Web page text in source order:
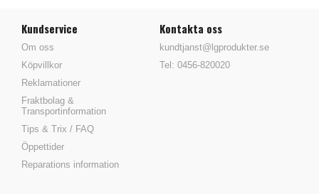
Kundservice
Om oss
Köpvillkor
Reklamationer
Fraktbolag &
Transportinformation
Tips & Trix / FAQ
Öppettider
Reparations information
Kontakta oss
kundtjanst@lgprodukter.se
Tel: 0456-820020